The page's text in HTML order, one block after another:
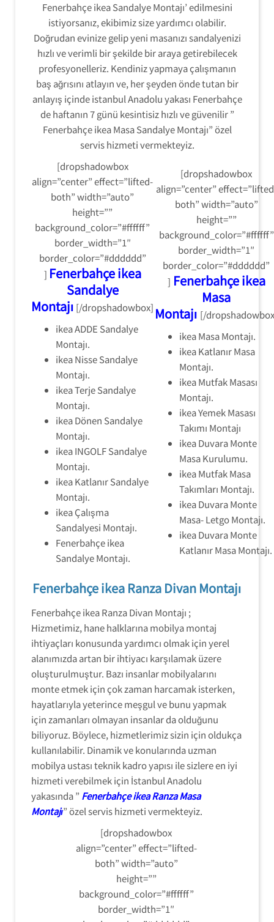
Fenerbahçe ikea Sandalye Montajı’ edilmesini
istiyorsanız, ekibimiz size yardımcı olabilir.
Doğrudan evinize gelip yeni masanızı sandalyenizi
hızlı ve verimli bir şekilde bir araya getirebilecek
profesyonelleriz. Kendiniz yapmaya çalışmanın
baş ağrısını atlayın ve, her şeyden önde tutan bir
anlayış içinde istanbul Anadolu yakası Fenerbahçe
de haftanın 7 günü kesintisiz hızlı ve güvenilir ”
Fenerbahçe ikea Masa Sandalye Montajı” özel
servis hizmeti vermekteyiz.
[dropshadowbox
align=”center” effect=”lifted-
both” width=”auto”
height=””
background_color=”#ffffff”
border_width=”1″
border_color=”#dddddd”
] Fenerbahçe ikea
Sandalye
Montajı [/dropshadowbox]
ikea ADDE Sandalye
Montajı.
ikea Nisse Sandalye
Montajı.
ikea Terje Sandalye
Montajı.
ikea Dönen Sandalye
Montajı.
ikea INGOLF Sandalye
Montajı.
ikea Katlanır Sandalye
Montajı.
ikea Çalışma
Sandalyesi Montajı.
Fenerbahçe ikea
Sandalye Montajı.
[dropshadowbox
align=”center”
both” width=”auto”
height=””
background_color=”#ffffff”
border_width=”1″
border_color=”#dddddd”
] Fenerbahçe ikea
Masa
Montajı [/
ikea Masa Montajı.
ikea Katlanır Masa
Montajı.
ikea Mutfak Masası
Montajı.
ikea Yemek Masası
Takımı Montajı
ikea Duvara Monte
Masa Kurulumu.
ikea Mutfak Masa
Takımları Montajı.
ikea Duvara Monte
Masa- Letgo Montajı.
ikea Duvara Monte
Katlanır Masa Montajı.
Fenerbahçe ikea Ranza Divan Montajı
Fenerbahçe ikea Ranza Divan Montajı ;
Hizmetimiz, hane halklarına mobilya montaj
ihtiyaçları konusunda yardımcı olmak için yerel
alanımızda artan bir ihtiyacı karşılamak üzere
oluşturulmuştur. Bazı insanlar mobilyalarını
monte etmek için çok zaman harcamak isterken,
hayatlarıyla yeterince meşgul ve bunu yapmak
için zamanları olmayan insanlar da olduğunu
biliyoruz. Böylece, hizmetlerimiz sizin için oldukça
kullanılabilir. Dinamik ve konularında uzman
mobilya ustası teknik kadro yapısı ile sizlere en iyi
hizmeti verebilmek için İstanbul Anadolu
yakasında ” Fenerbahçe ikea Ranza Masa
Montajı” özel servis hizmeti vermekteyiz.
[dropshadowbox
align=”center” effect=”lifted-
both” width=”auto”
height=””
background_color=”#ffffff”
border_width=”1″